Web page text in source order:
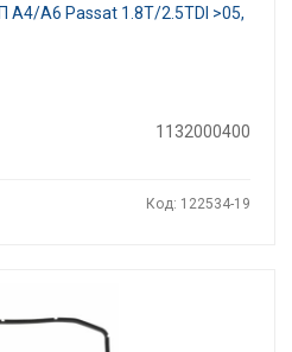
A4/A6 Passat 1.8T/2.5TDI >05,
1132000400
Код: 122534-19